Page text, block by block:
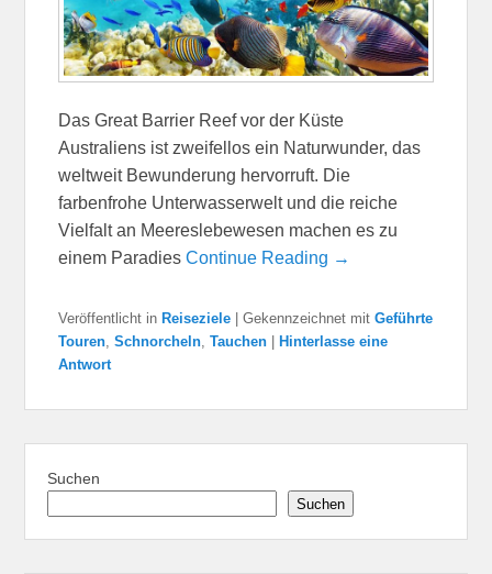
Das Great Barrier Reef vor der Küste
Australiens ist zweifellos ein Naturwunder, das
weltweit Bewunderung hervorruft. Die
farbenfrohe Unterwasserwelt und die reiche
Vielfalt an Meereslebewesen machen es zu
einem ParadiesContinue Reading →
Veröffentlicht in Reiseziele |Gekennzeichnet mit Geführte
Touren,Schnorcheln,Tauchen
Hinterlasse eine
Antwort
Suchen
Suchen